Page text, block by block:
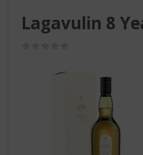
Lagavulin 8